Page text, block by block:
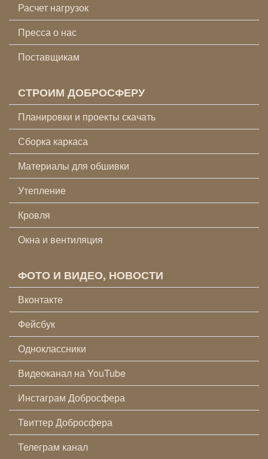
Расчет нагрузок
Пресса о нас
Поставщикам
СТРОИМ ДОБРОСФЕРУ
Планировки и проекты скачать
Сборка каркаса
Материалы для обшивки
Утепление
Кровля
Окна и вентиляция
ФОТО И ВИДЕО, НОВОСТИ
Вконтакте
Фейсбук
Одноклассники
Видеоканал на YouTube
Инстаграм Добросфера
Твиттер Добросфера
Телеграм канал